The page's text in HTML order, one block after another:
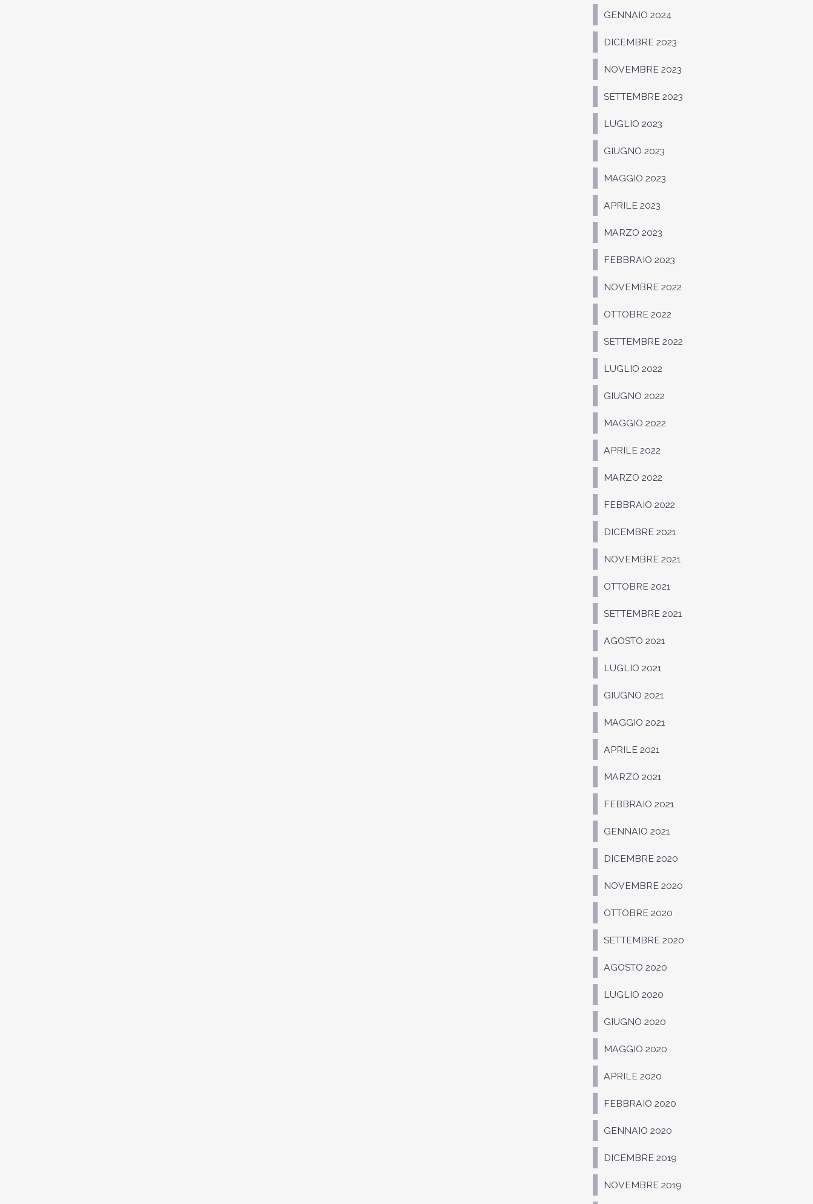
GENNAIO 2024
DICEMBRE 2023
NOVEMBRE 2023
SETTEMBRE 2023
LUGLIO 2023
GIUGNO 2023
MAGGIO 2023
APRILE 2023
MARZO 2023
FEBBRAIO 2023
NOVEMBRE 2022
OTTOBRE 2022
SETTEMBRE 2022
LUGLIO 2022
GIUGNO 2022
MAGGIO 2022
APRILE 2022
MARZO 2022
FEBBRAIO 2022
DICEMBRE 2021
NOVEMBRE 2021
OTTOBRE 2021
SETTEMBRE 2021
AGOSTO 2021
LUGLIO 2021
GIUGNO 2021
MAGGIO 2021
APRILE 2021
MARZO 2021
FEBBRAIO 2021
GENNAIO 2021
DICEMBRE 2020
NOVEMBRE 2020
OTTOBRE 2020
SETTEMBRE 2020
AGOSTO 2020
LUGLIO 2020
GIUGNO 2020
MAGGIO 2020
APRILE 2020
FEBBRAIO 2020
GENNAIO 2020
DICEMBRE 2019
NOVEMBRE 2019